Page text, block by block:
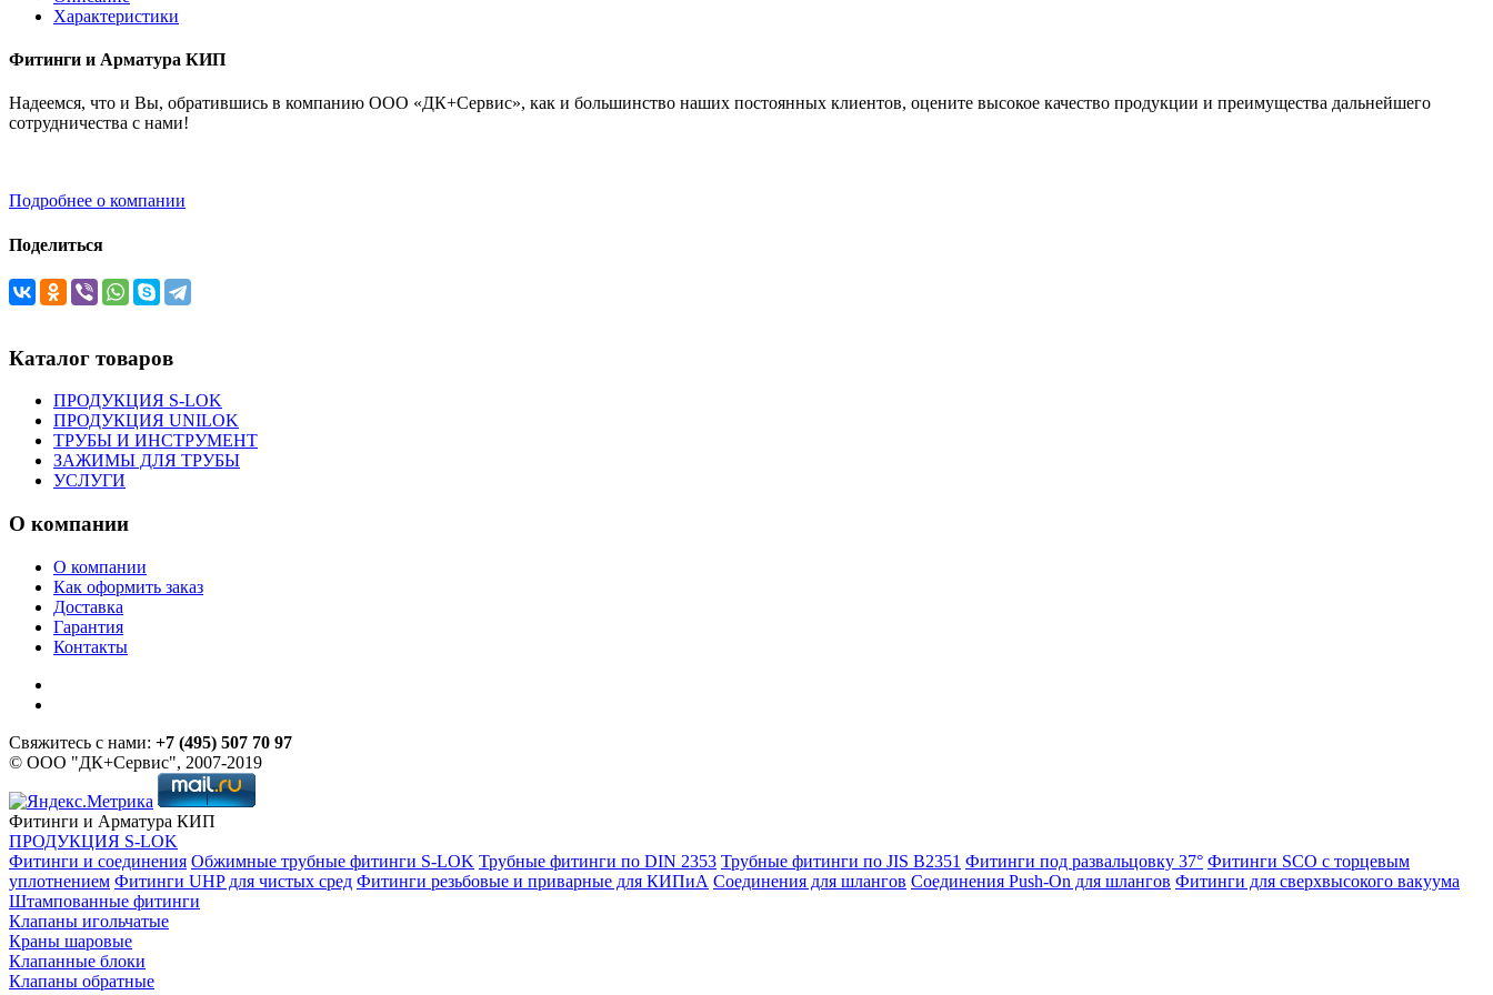
Характеристики
Фитинги и Арматура КИП
Надеемся, что и Вы, обратившись в компанию ООО «ДК+Сервис», как и большинство наших постоянных клиентов, оцените высокое качество продукции и преимущества дальнейшего
сотрудничества с нами!
Подробнее о компании
Поделиться
Каталог товаров
ПРОДУКЦИЯ S-LOK
ПРОДУКЦИЯ UNILOK
ТРУБЫ И ИНСТРУМЕНТ
ЗАЖИМЫ ДЛЯ ТРУБЫ
УСЛУГИ
О компании
О компании
Как оформить заказ
Доставка
Гарантия
Контакты
Свяжитесь с нами: +7 (495) 507 70 97
© ООО "ДК+Сервис", 2007-2019
Фитинги и Арматура КИП
ПРОДУКЦИЯ S-LOK
Фитинги и соединения Обжимные трубные фитинги S-LOK Трубные фитинги по DIN 2353 Трубные фитинги по JIS B2351 Фитинги под развальцовку 37° Фитинги SCO с торцевым
уплотнением Фитинги UHP для чистых сред Фитинги резьбовые и приварные для КИПиА Соединения для шлангов Соединения Push-On для шлангов Фитинги для сверхвысокого вакуума
Штампованные фитинги
Клапаны игольчатые
Краны шаровые
Клапанные блоки
Клапаны обратные